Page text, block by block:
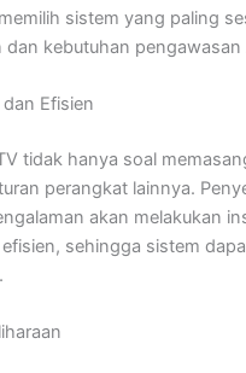
sistem yang paling
dan kebutuhan pengawasan
Efisien
tidak hanya soal
perangkat lainnya.
akan melakukan
sehingga sistem